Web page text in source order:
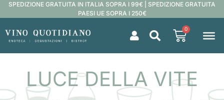
SPEDIZIONE GRATUITA IN ITALIA SOPRA I 99€ | SPEDIZIONE GRATUITA
PAESI UE SOPRA I 250€
0
LUCE DELLA VITE